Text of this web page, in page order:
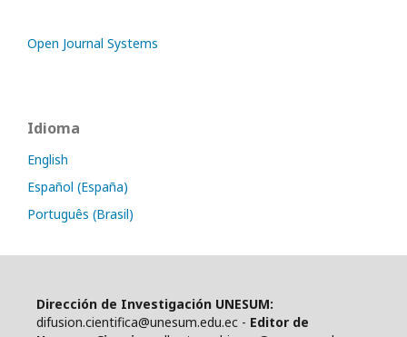
Open Journal Systems
Idioma
English
Español (España)
Português (Brasil)
Dirección de Investigación UNESUM:
difusion.cientifica@unesum.edu.ec - Editor de